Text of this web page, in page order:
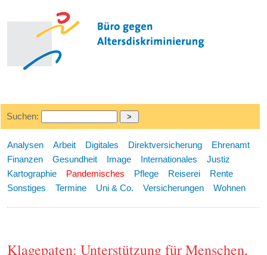
Suchen:
Analysen Arbeit Digitales Direktversicherung
Ehrenamt
Finanzen
Gesundheit Image Internationales
Justiz
Kartographie
Pandemisches Pflege Reiserei
Rente
Sonstiges
Termine Uni & Co. Versicherungen Wohnen
Klagepaten: Unterstützung für Menschen,